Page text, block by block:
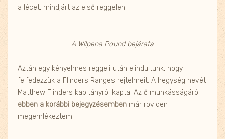
a lécet, mindjárt az első reggelen.
A Wilpena Pound bejárata
Aztán egy kényelmes reggeli után elindultunk, hogy
felfedezzük a Flinders Ranges rejtelmeit. A hegység nevét
Matthew Flinders kapitányról kapta. Az ő munkásságáról
ebben a korábbi bejegyzésemben már röviden
megemlékeztem.